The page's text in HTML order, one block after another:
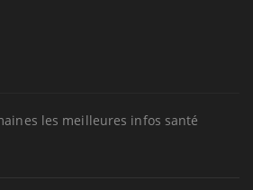
les meilleures infos santé